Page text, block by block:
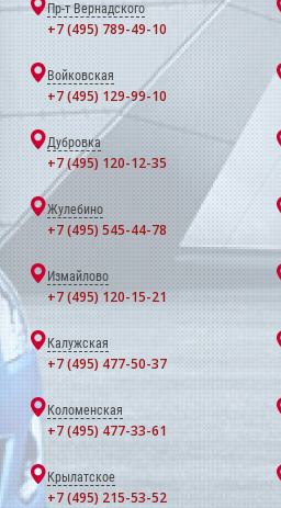
Пр-т Вернадского
+7 (495) 789-49-10
Войковская
+7 (495) 129-99-10
Дубровка
+7 (495) 120-12-35
Жулебино
+7 (495) 545-44-78
Измайлово
+7 (495) 120-15-21
Калужская
+7 (495) 477-50-37
Коломенская
+7 (495) 477-33-61
Крылатское
+7 (495) 215-53-52